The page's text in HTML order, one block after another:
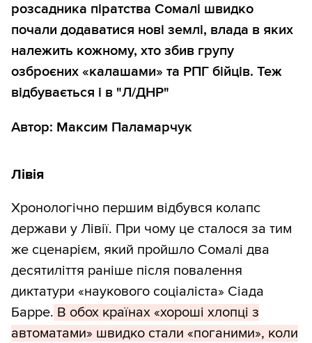
розсадника піратства Сомалі швидко
почали додаватися нові землі, влада в яких
належить кожному, хто збив групу
озброєних «калашами» та РПГ бійців. Теж
відбувається і в "Л/ДНР"
Автор: Максим Паламарчук
Лівія
Хронологічно першим відбувся колапс
держави у Лівії. При чому це сталося за тим
же сценарієм, який пройшло Сомалі два
десятиліття раніше після повалення
диктатури «наукового соціаліста» Сіада
Барре. В обох країнах «хороші хлопці з
автоматами» швидко стали «поганими», коли